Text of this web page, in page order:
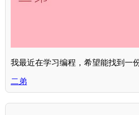
我最近在学习编程，希望能找到一
二弟